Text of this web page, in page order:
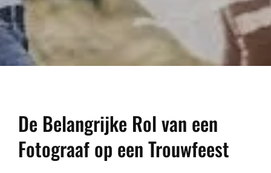
De Belangrijke Rol van een
Fotograaf op een Trouwfeest